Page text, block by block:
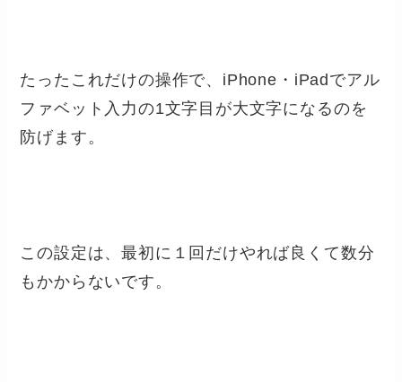
たったこれだけの操作で、iPhone・iPadでアル
ファベット入力の1文字目が大文字になるのを
防げます。
この設定は、最初に１回だけやれば良くて数分
もかからないです。